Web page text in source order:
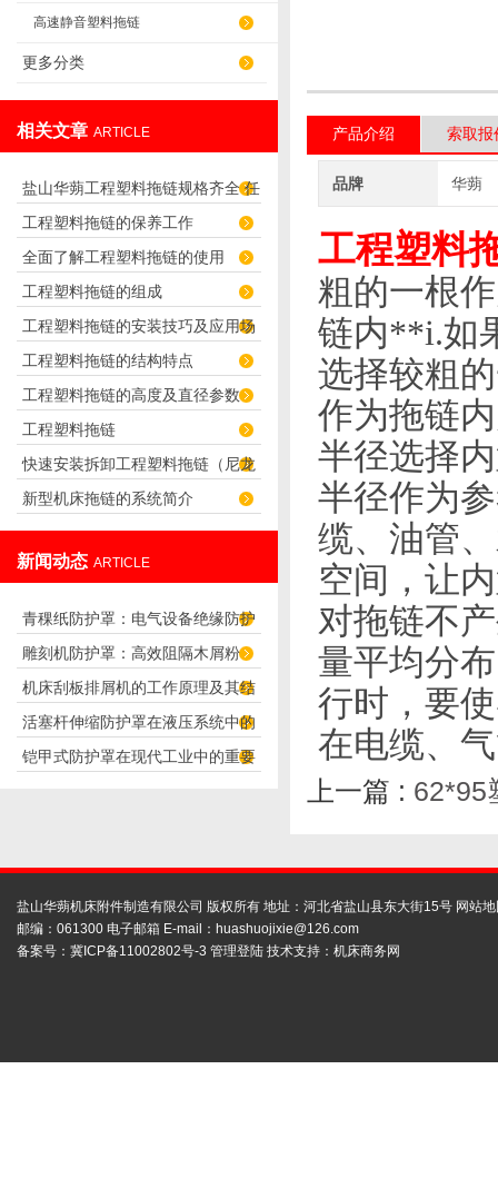
高速静音塑料拖链
更多分类
相关文章 ARTICLE
盐山华蒴工程塑料拖链规格齐全 任
君选择！
工程塑料拖链的保养工作
全面了解工程塑料拖链的使用
工程塑料拖链的组成
工程塑料拖链的安装技巧及应用场
合
工程塑料拖链的结构特点
工程塑料拖链的高度及直径参数
工程塑料拖链
快速安装拆卸工程塑料拖链（尼龙
拖链）的技巧
新型机床拖链的系统简介
新闻动态 ARTICLE
青稞纸防护罩：电气设备绝缘防护
专用方案
雕刻机防护罩：高效阻隔木屑粉
尘，守护设备精度与安全
机床刮板排屑机的工作原理及其结
构分析
活塞杆伸缩防护罩在液压系统中的
应用
铠甲式防护罩在现代工业中的重要
产品介绍 索取报
品牌 华蒴
工程塑料
粗的一根
链内**i.如
选择较粗
作为拖链
半径选择
半径作为
缆、油管
空间，让
对拖链不
量平均分
行时，要
在电缆、
上一篇 : 62*95
盐山华蒴机床附件制造有限公司 版权所有 地址：河北省盐山县东大街15号 网站
邮编：061300 电子邮箱 E-mail： huashuojixie@126.com
备案号： 冀ICP备11002802号-3 管理登陆 技术支持： 机床商务网